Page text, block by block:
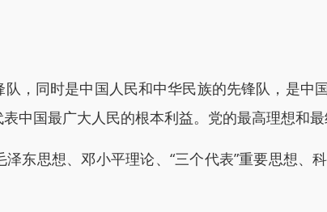
同时是中国人民和中华民族的先锋队，是中
中国最广大人民的根本利益。党的最高理想和最
思想、邓小平理论、“三个代表”重要思想、